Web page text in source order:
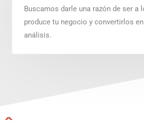
Buscamos darle una razón de ser a
produce tu negocio y convertirlos
análisis.